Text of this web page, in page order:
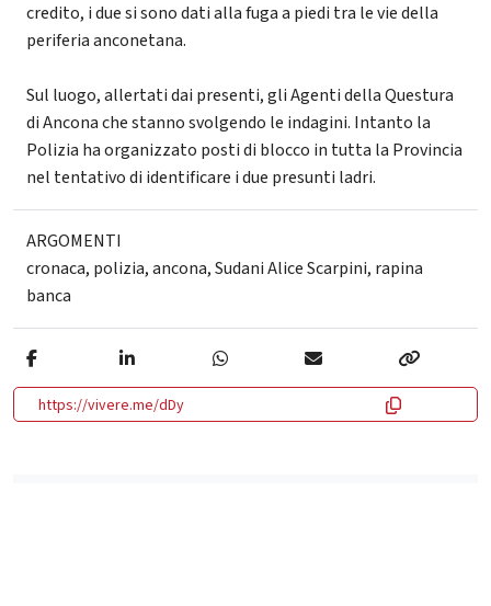
credito, i due si sono dati alla fuga a piedi tra le vie della
periferia anconetana.
Sul luogo, allertati dai presenti, gli Agenti della Questura
di Ancona che stanno svolgendo le indagini. Intanto la
Polizia ha organizzato posti di blocco in tutta la Provincia
nel tentativo di identificare i due presunti ladri.
ARGOMENTI
cronaca, polizia,ancona,Sudani Alice Scarpini, rapina
banca
https://vivere.me/dDy